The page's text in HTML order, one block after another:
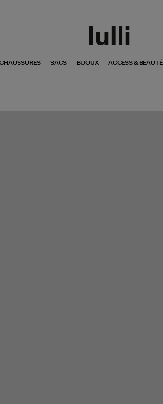
CHAUSSURES SACS BIJOUX ACCESS & BEAUTÉ